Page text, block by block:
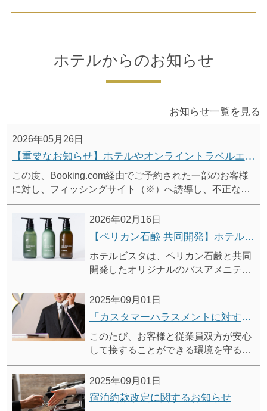
ホテルからのお知らせ
お知らせ一覧を見る
2026年05月26日
【重要なお知らせ】ホテルやオンライントラベルエージェントを装った不審なメール・メッセージにご注意ください
この度、Booking.com経由でご予約された一部のお客様
に対し、フィッシングサイト（※）へ誘導し、不正な支
払いを行わせようとするメール・メッセージが配信され
ていることが確認されました。現時点において、ホテル
ならびにBookign.comへの不正アクセスは行われておら
ず、お客様の予約情報は適切に保護されていることを確
認しております。
2026年02月16日
【ペリカン石鹸 共同開発】ホテルビスタ オリジナル バスアメニティ
ホテルビスタは、ペリカン石鹸と共同
開発したオリジナルのバスアメニティ
を導入しました。
心地よい泡立ちと香りの移ろいをお愉
しみいただけます。
2025年09月01日
「カスタマーハラスメントに対する基本方針」および「利用規則」策定に関するお知らせ
このたび、お客様と従業員双方が安心
して接することができる環境を守るた
め、「カスタマーハラスメントに対す
る基本方針」および「利用規則」を策
定いたしました。
2025年09月01日
宿泊約款改定に関するお知らせ